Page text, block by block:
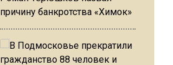
причину банкротства «Химок»